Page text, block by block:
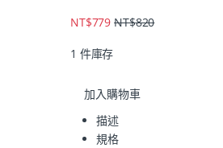
NT$779 NT$820
1 件庫存
加入購物車
描述
規格